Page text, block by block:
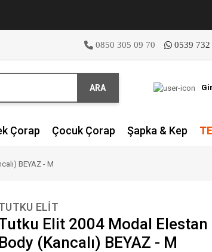
0850 305 09 70 0539 732
ARA
Çorap Çocuk Çorap Şapka & Kep
BEYAZ - M
ELIT
Elit 2004 Modal Elestan
Body (Kancalı) BEYAZ - M